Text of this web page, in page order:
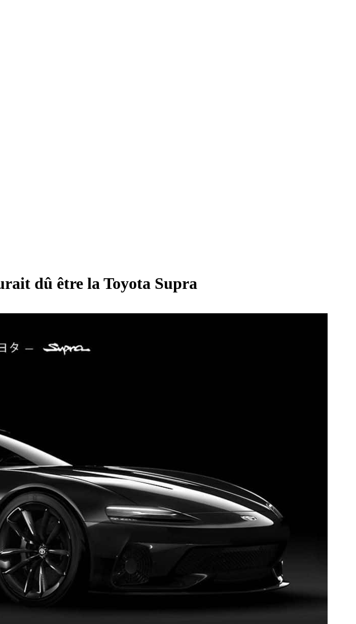
dû être la Toyota Supra